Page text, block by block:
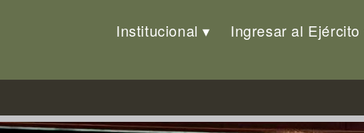
Institucional Ingresar al Ejército
la violencia basada en género